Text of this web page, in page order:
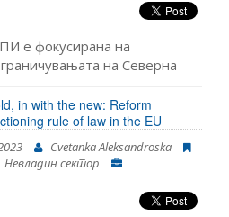
цел да ја охрабри, поддржи и
на човековите права во
е фокусирана на
на Северна
на пристапните
од една деценија, додека
поддршката за членство во
и политичката
последниве години. Во
за владеење на
in with the new: Reform
rule of law in the EU
Cvetanka Aleksandroska
Невладин сектор